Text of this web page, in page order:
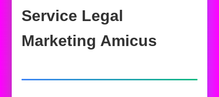
Service Legal
Marketing Amicus